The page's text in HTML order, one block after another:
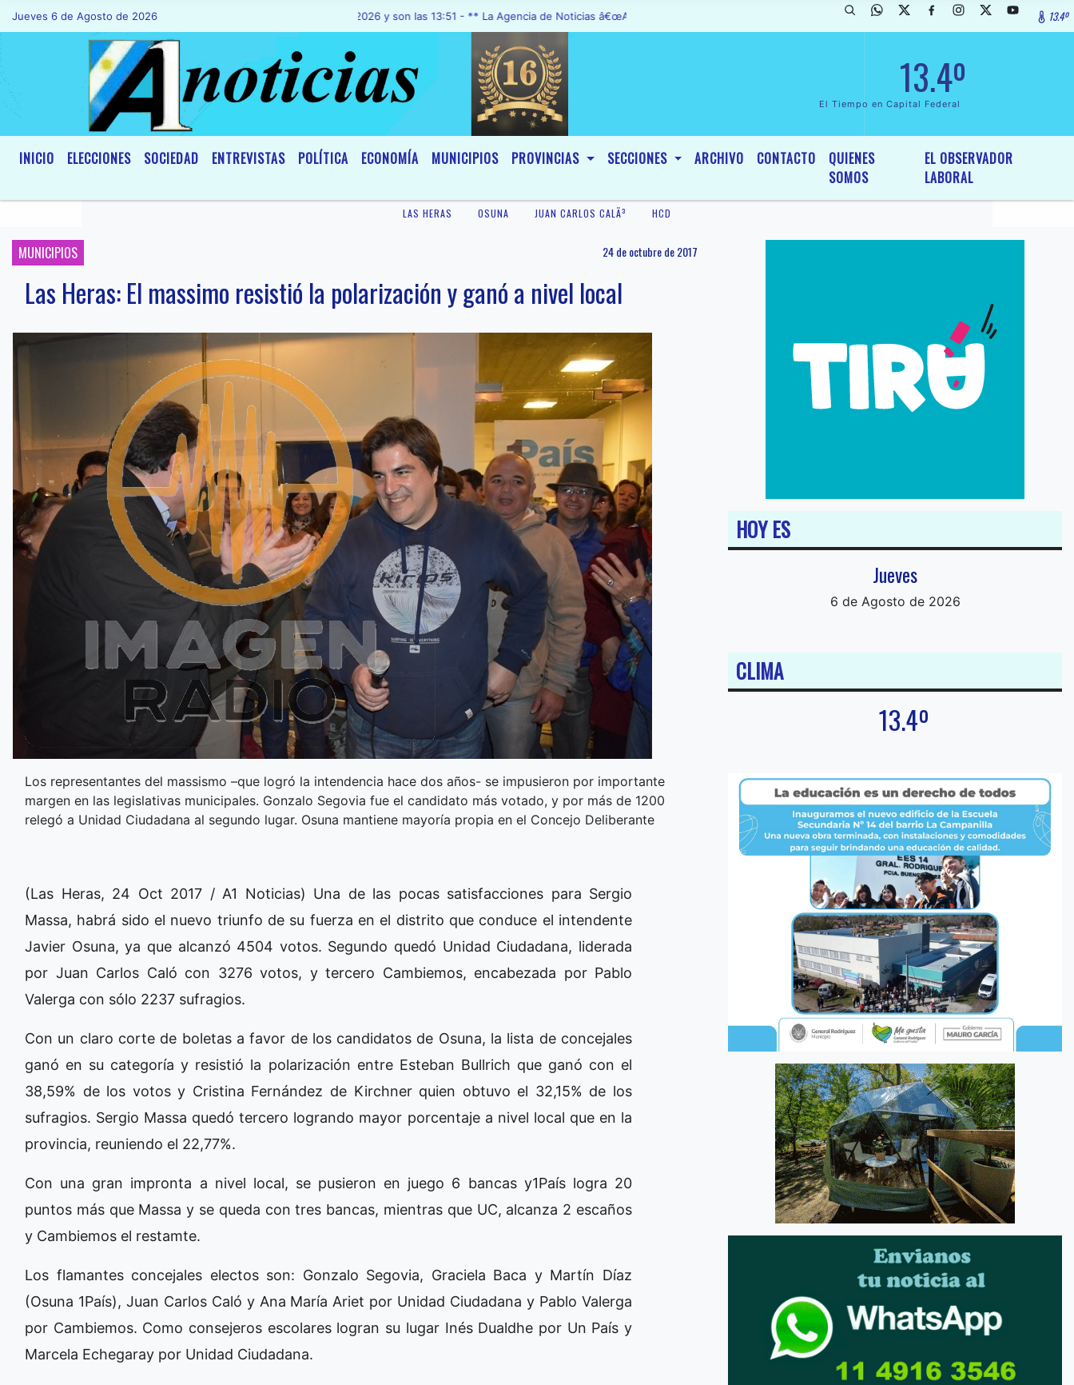
Jueves 6 de Agosto de 2026Hoy es Jueves 6 de Agosto de 2026 y son las 13:51 - ** La Agencia de Noticias â€œA1 Noticiasâ€, fue declarada de InterÃ©s General y Legislativo, por Ordenanza NÂº 6236/19 del13.4º
13.4º
El Tiempo en Capital Federal
INICIO ELECCIONES SOCIEDAD ENTREVISTAS POLÍTICA ECONOMÍA MUNICIPIOS PROVINCIAS SECCIONES ARCHIVO CONTACTO
QUIENES
SOMOS
EL OBSERVADOR
LABORAL
LAS HERAS OSUNA JUAN CARLOS CALÃ³ HCD
MUNICIPIOS 24 de octubre de 2017
Las Heras: El massimo resistió la polarización y ganó a nivel local
Los representantes del massismo –que logró la intendencia hace dos años- se impusieron por importante
margen en las legislativas municipales. Gonzalo Segovia fue el candidato más votado, y por más de 1200
relegó a Unidad Ciudadana al segundo lugar. Osuna mantiene mayoría propia en el Concejo Deliberante
(Las Heras, 24 Oct 2017 / A1 Noticias) Una de las pocas satisfacciones para Sergio
Massa, habrá sido el nuevo triunfo de su fuerza en el distrito que conduce el intendente
Javier Osuna, ya que alcanzó 4504 votos. Segundo quedó Unidad Ciudadana, liderada
por Juan Carlos Caló con 3276 votos, y tercero Cambiemos, encabezada por Pablo
Valerga con sólo 2237 sufragios.
Con un claro corte de boletas a favor de los candidatos de Osuna, la lista de concejales
ganó en su categoría y resistió la polarización entre Esteban Bullrich que ganó con el
38,59% de los votos y Cristina Fernández de Kirchner quien obtuvo el 32,15% de los
sufragios. Sergio Massa quedó tercero logrando mayor porcentaje a nivel local que en la
provincia, reuniendo el 22,77%.
Con una gran impronta a nivel local, se pusieron en juego 6 bancas y1País logra 20
puntos más que Massa y se queda con tres bancas, mientras que UC, alcanza 2 escaños
y Cambiemos el restamte.
Los flamantes concejales electos son: Gonzalo Segovia, Graciela Baca y Martín Díaz
(Osuna 1País), Juan Carlos Caló y Ana María Ariet por Unidad Ciudadana y Pablo Valerga
por Cambiemos. Como consejeros escolares logran su lugar Inés Dualdhe por Un País y
Marcela Echegaray por Unidad Ciudadana.
HOY ES
Jueves
6 de Agosto de 2026
CLIMA
13.4º